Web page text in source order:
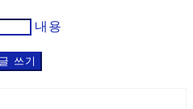
내용
쓰기